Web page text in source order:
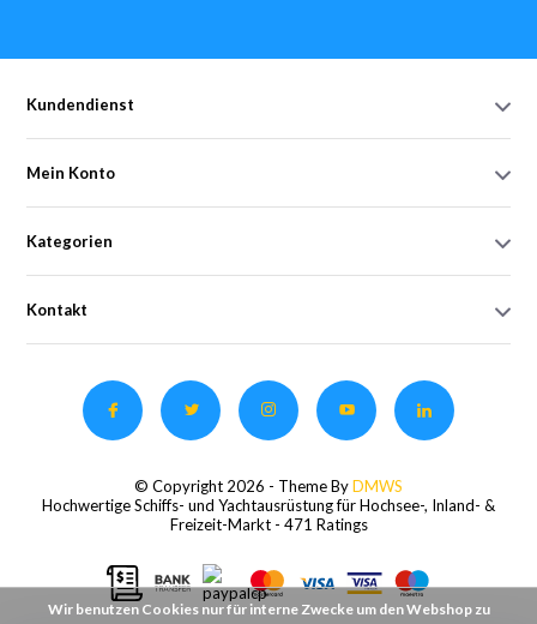
Kundendienst
Mein Konto
Kategorien
Kontakt
© Copyright 2026 - Theme ByDMWS
Hochwertige Schiffs- und Yachtausrüstung für Hochsee-, Inland- &
Freizeit-Markt - 471 Ratings
Wir benutzen Cookies nur für interne Zwecke um den Webshop zu